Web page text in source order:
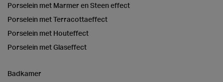
Porselein met Marmer en Steen effect
Porselein met Terracottaeffect
Porselein met Houteffect
Porselein met Glaseffect
Badkamer